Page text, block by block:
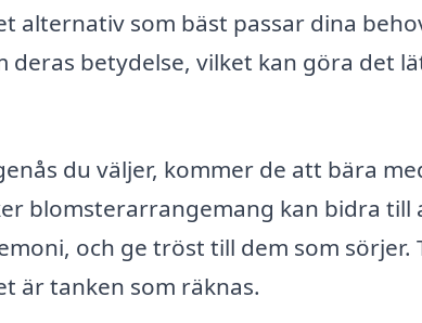
som bäst passar dina
deras betydelse, vilket kan göra det
du väljer, kommer de att bära
blomsterarrangemang kan bidra till
och ge tröst till dem som sörjer.
är tanken som räknas.